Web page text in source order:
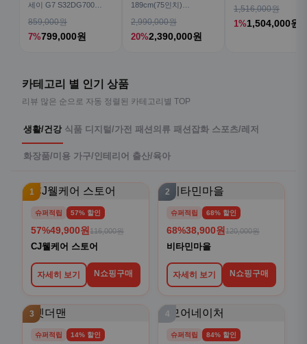
세이 G7 S32DG700
859,000원
7%799,000원
189cm(75인치)
TV
2,990,000원
20%2,390,000원
1,516,000원
1%1,504,000원
카테고리 별 인기 상품
리뷰 많은 순으로 자동 정렬된 카테고리별 TOP
생활/건강 식품 디지털/가전 패션의류 패션잡화 스포츠/레저
화장품/미용 가구/인테리어 출산/육아
1
슈퍼적립 57% 할인
57%49,900원 116,000원
CJ웰케어 스토어
자세히 보기 N쇼핑구매
2
슈퍼적립 68% 할인
68%38,900원 120,000원
비타민마을
자세히 보기 N쇼핑구매
3
슈퍼적립 14% 할인
4
슈퍼적립 84% 할인